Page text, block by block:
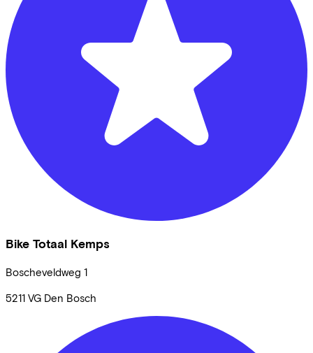
Bike Totaal Kemps
Boscheveldweg 1
5211 VG Den Bosch